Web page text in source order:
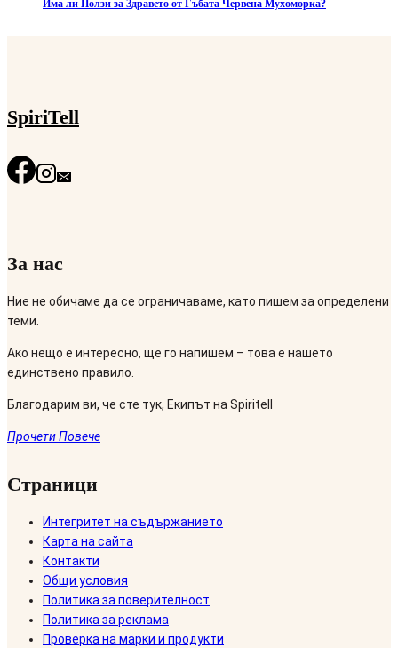
Има ли Ползи за Здравето от Гъбата Червена Мухоморка?
SpiriTell
За нас
Ние не обичаме да се ограничаваме, като пишем за определени
теми.
Ако нещо е интересно, ще го напишем – това е нашето
единствено правило.
Благодарим ви, че сте тук, Екипът на Spiritell
Прочети Повече
Страници
Интегритет на съдържанието
Карта на сайта
Контакти
Общи условия
Политика за поверителност
Политика за реклама
Проверка на марки и продукти